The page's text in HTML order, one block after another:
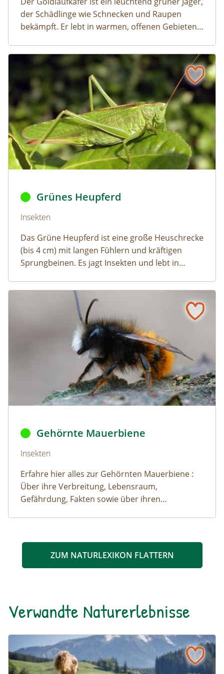
der Schädlinge wie Schnecken und Raupen
bekämpft. Er lebt in warmen, offenen Gebieten
Grünes Heupferd
Naturlexikon: Grünes Heupferd
Naturlexikon: Grünes Heupferd
Grünes Heupferd
Insekten
Das Grüne Heupferd ist eine große Heuschrecke
(bis 4 cm) mit langen Fühlern und kräftigen
Sprungbeinen. Es jagt Insekten und lebt in
Gehörnte Mauerbiene
Naturlexikon: Gehörnte Mauerbiene
Naturlexikon: Gehörnte Mauerbiene
Gehörnte Mauerbiene
Insekten
Erfahre hier alles zur Gehörnten Mauerbiene :
Über ihre Verbreitung, Lebensraum,
Gefährdung, Fakten sowie über ihren
ZUM NATURLEXIKON FLATTERN
Verwandte Naturerlebnisse